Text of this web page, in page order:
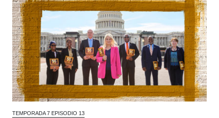
TEMPORADA 7 EPISODIO 13